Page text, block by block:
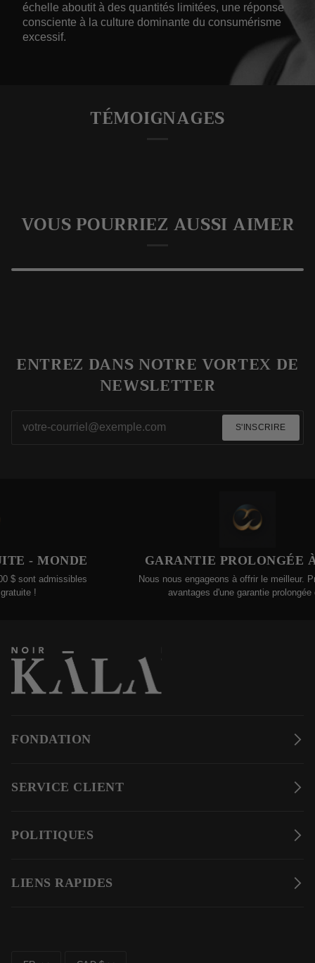
échelle aboutit à des quantités limitées, une réponse
consciente à la culture dominante du consumérisme
excessif.
TÉMOIGNAGES
VOUS POURRIEZ AUSSI AIMER
ENTREZ DANS NOTRE VORTEX DE
NEWSLETTER
S'INSCRIRE
- MONDE
admissibles
!
GARANTIE PROLONGÉE À 1
Nous nous engageons à offrir le meilleur.
avantages d'une garantie prolongée
FONDATION
SERVICE CLIENT
POLITIQUES
LIENS RAPIDES